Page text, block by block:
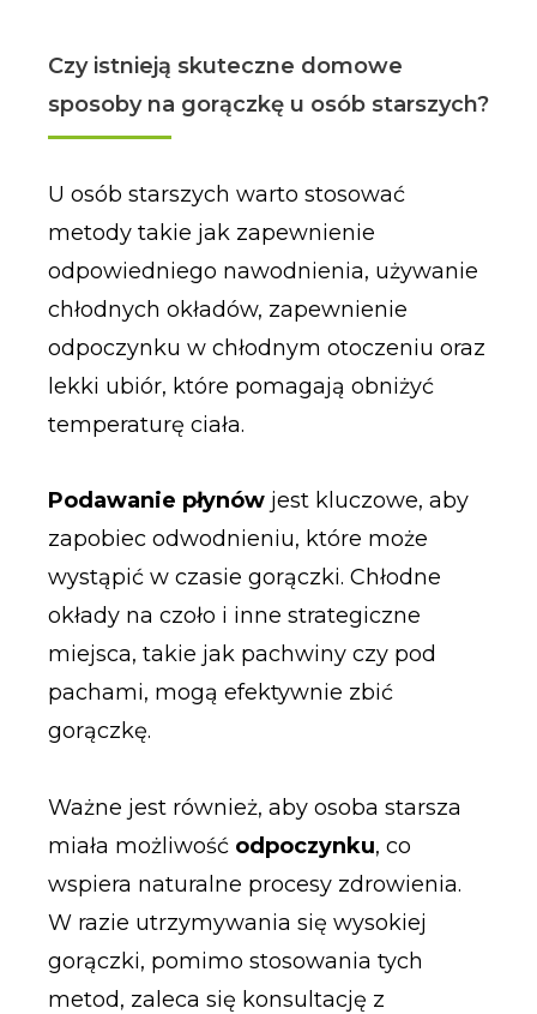
Czy istnieją skuteczne domowe
sposoby na gorączkę u osób starszych?
U osób starszych warto stosować
metody takie jak zapewnienie
odpowiedniego nawodnienia, używanie
chłodnych okładów, zapewnienie
odpoczynku w chłodnym otoczeniu oraz
lekki ubiór, które pomagają obniżyć
temperaturę ciała.
Podawanie płynówjest kluczowe, aby
zapobiec odwodnieniu, które może
wystąpić w czasie gorączki. Chłodne
okłady na czoło i inne strategiczne
miejsca, takie jak pachwiny czy pod
pachami, mogą efektywnie zbić
gorączkę.
Ważne jest również, aby osoba starsza
miała możliwość odpoczynku, co
wspiera naturalne procesy zdrowienia.
W razie utrzymywania się wysokiej
gorączki, pomimo stosowania tych
metod, zaleca się konsultację z